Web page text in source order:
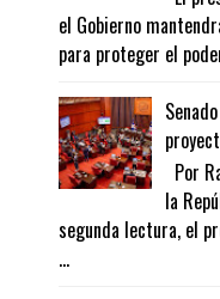
el Gobierno
para proteger el
Por
la
segunda lectura, el
...